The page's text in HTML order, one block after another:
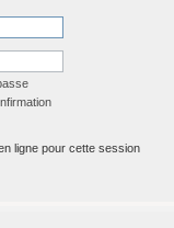
ligne pour cette session